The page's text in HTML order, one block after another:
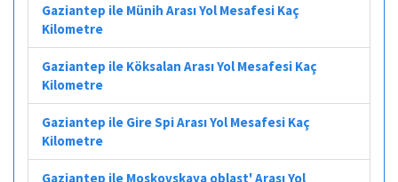
Gaziantep ile Münih Arası Yol Mesafesi Kaç
Kilometre
Gaziantep ile Köksalan Arası Yol Mesafesi Kaç
Kilometre
Gaziantep ile Gire Spi Arası Yol Mesafesi Kaç
Kilometre
Gaziantep ile Moskovskaya oblast' Arası Yol